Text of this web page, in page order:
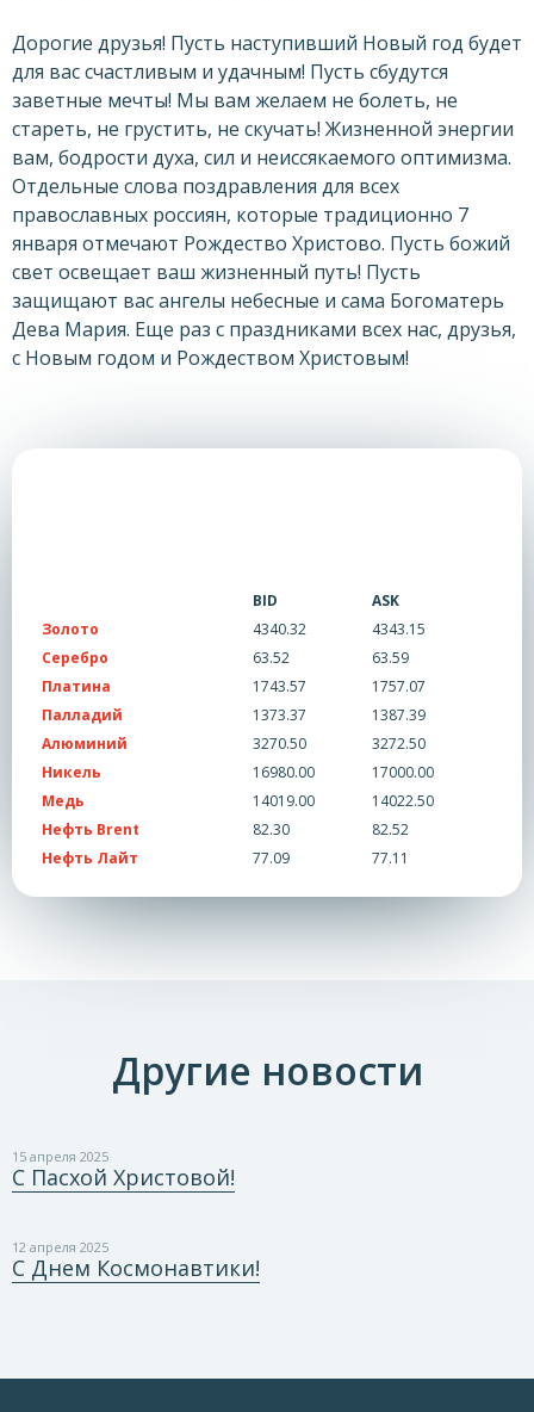
Дорогие друзья! Пусть наступивший Новый год будет
для вас счастливым и удачным! Пусть сбудутся
заветные мечты! Мы вам желаем не болеть, не
стареть, не грустить, не скучать! Жизненной энергии
вам, бодрости духа, сил и неиссякаемого оптимизма.
Отдельные слова поздравления для всех
православных россиян, которые традиционно 7
января отмечают Рождество Христово. Пусть божий
свет освещает ваш жизненный путь! Пусть
защищают вас ангелы небесные и сама Богоматерь
Дева Мария. Еще раз с праздниками всех нас, друзья,
с Новым годом и Рождеством Христовым!
BID
ASK
Золото
4340.32
4343.15
Серебро
63.52
63.59
Платина
1743.57
1757.07
Палладий
1373.37
1387.39
Алюминий
3270.50
3272.50
Никель
16980.00
17000.00
Медь
14019.00
14022.50
Нефть Brent
82.30
82.52
Нефть Лайт
77.09 77.11
Другие новости
15 апреля 2025
С Пасхой Христовой!
12 апреля 2025
С Днем Космонавтики!